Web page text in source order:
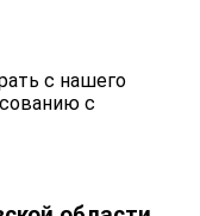
с нашего
с